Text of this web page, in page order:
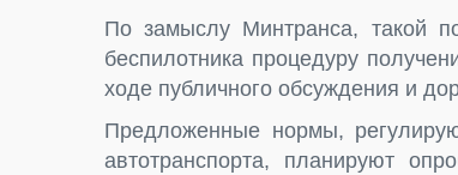
По замыслу Минтранса, такой
беспилотника процедуру
ходе публичного обсуждения и
Предложенные нормы,
автотранспорта, планируют